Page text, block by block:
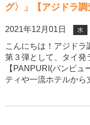
グ〉」【アジドラ調
2021年12月01日 水
こんにちは！アジドラ
第３弾として、タイ発
【PANPURI(パンピュ
ティや一流ホテルから